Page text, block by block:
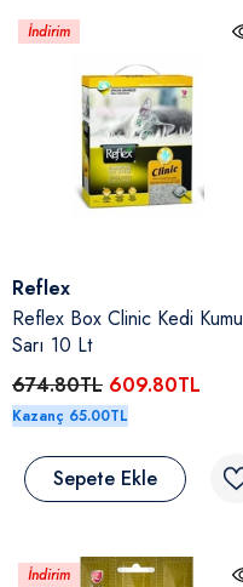
İndirim
Satıcı:
Reflex
Reflex Box Clinic Kedi Kumu
Sarı 10 Lt
674.80TL 609.80TL
Kazanç 65.00TL
Sepete Ekle
İndirim